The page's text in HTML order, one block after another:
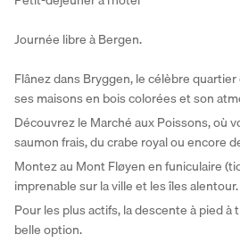
Journée libre à Bergen.
Flânez dans Bryggen, le célèbre quartier
ses maisons en bois colorées et son
Découvrez le Marché aux Poissons, où
saumon frais, du crabe royal ou encore
Montez au Mont Fløyen en funiculaire
imprenable sur la ville et les îles alentour.
Pour les plus actifs, la descente à pied à
belle option.